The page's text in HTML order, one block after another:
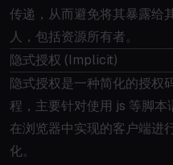
传递，从而避免将其暴露给
人，包括资源所有者。
隐式授权 (Implicit)
隐式授权是一种简化的授权
程，主要针对使用 js 等脚本
在浏览器中实现的客户端进
化。